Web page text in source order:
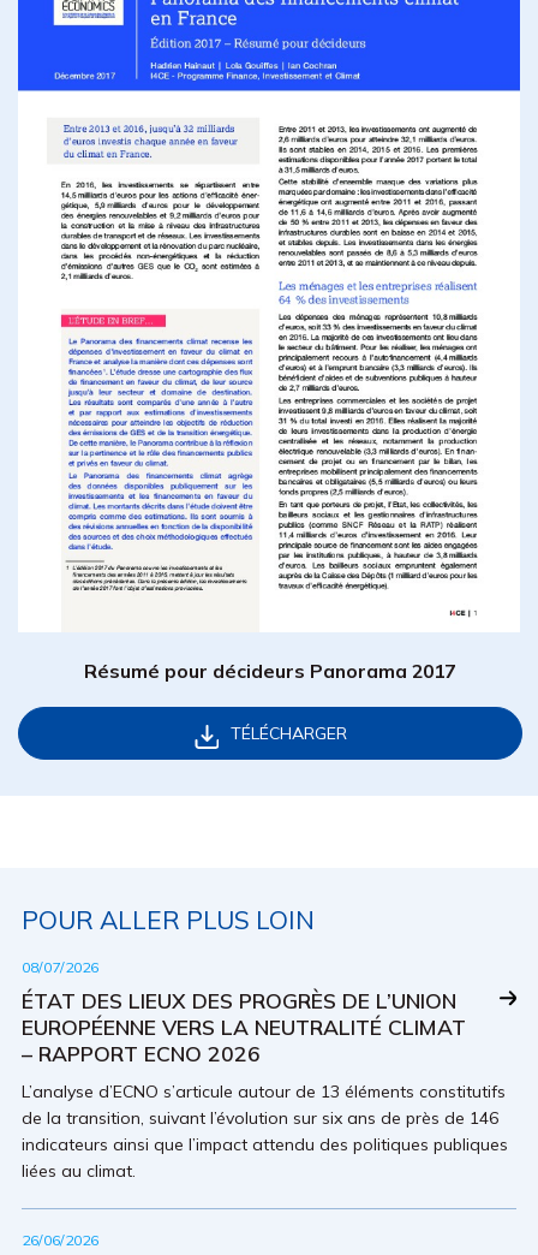
Résumé pour décideurs Panorama 2017
TÉLÉCHARGER
POUR ALLER PLUS LOIN
08/07/2026
ÉTAT DES LIEUX DES PROGRÈS DE L’UNION
EUROPÉENNE VERS LA NEUTRALITÉ CLIMAT
– RAPPORT ECNO 2026
L’analyse d’ECNO s’articule autour de 13 éléments constitutifs
de la transition, suivant l’évolution sur six ans de près de 146
indicateurs ainsi que l’impact attendu des politiques publiques
liées au climat.
26/06/2026